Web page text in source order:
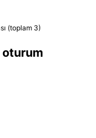
(toplam 3)
oturum